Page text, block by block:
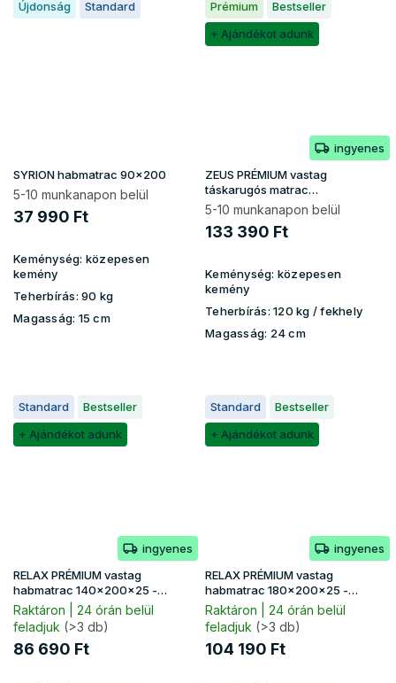
Újdonság Standard
SYRION habmatrac 90x200
5-10 munkanapon belül
37 990 Ft
Keménység: közepesen
kemény
Teherbírás: 90 kg
Magasság: 15 cm
Prémium
Bestseller
+ Ajándékot adunk
ingyenes
ZEUS PRÉMIUM vastag
táskarugós matrac
180x200x24 - Aloe Vera huzat
5-10 munkanapon belül
133 390 Ft
Keménység: közepesen
kemény
Teherbírás: 120 kg ​​​​/ fekhely
Magasság: 24 cm
Standard
Bestseller
+ Ajándékot adunk
ingyenes
RELAX PRÉMIUM vastag
habmatrac 140x200x25 -
Lavender huzat
Raktáron | 24 órán belül
feladjuk (>3 db)
86 690 Ft
Standard
Bestseller
+ Ajándékot adunk
ingyenes
RELAX PRÉMIUM vastag
habmatrac 180x200x25 -
Lavender huzat
Raktáron | 24 órán belül
feladjuk (>3 db)
104 190 Ft